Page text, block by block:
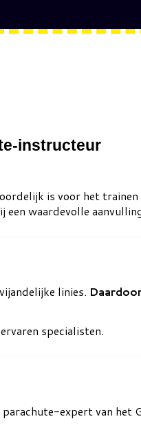
instructeur
is voor het
waardevolle
linies.
specialisten.
expert van het